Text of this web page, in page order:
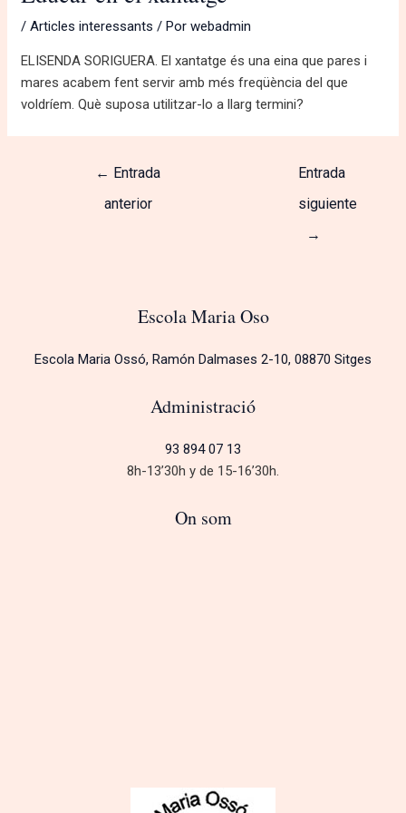
/Articles interessants / Porwebadmin
ELISENDA SORIGUERA. El xantatge és una eina que pares i
mares acabem fent servir amb més freqüència del que
voldríem. Què suposa utilitzar-lo a llarg termini?
← Entrada
anterior
Entrada
siguiente
→
Escola Maria Oso
Escola Maria Ossó, Ramón Dalmases 2-10, 08870 Sitges
Administració
93 894 07 13
8h-13’30h y de 15-16’30h.
On som